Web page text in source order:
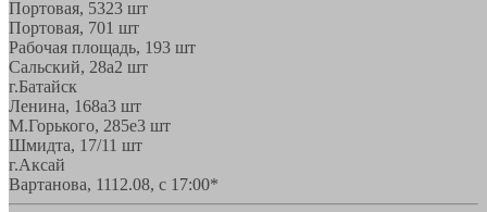
Портовая, 5323 шт
Портовая, 701 шт
Рабочая площадь, 193 шт
Сальский, 28a2 шт
г.Батайск
Ленина, 168а3 шт
М.Горького, 285е3 шт
Шмидта, 17/11 шт
г.Аксай
Вартанова, 1112.08, с 17:00*